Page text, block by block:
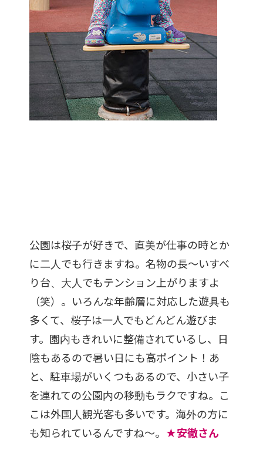
公園は桜子が好きで、直美が仕事の時とか
に二人でも行きますね。名物の長〜いすべ
り台、大人でもテンション上がりますよ
（笑）。いろんな年齢層に対応した遊具も
多くて、桜子は一人でもどんどん遊びま
す。園内もきれいに整備されているし、日
陰もあるので暑い日にも高ポイント！あ
と、駐車場がいくつもあるので、小さい子
を連れての公園内の移動もラクですね。こ
こは外国人観光客も多いです。海外の方に
も知られているんですね〜。 ★安徹さん